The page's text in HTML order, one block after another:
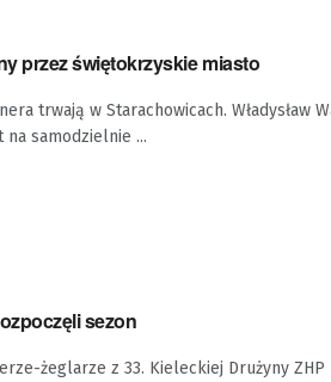
przez świętokrzyskie miasto
trwają w Starachowicach. Władysław
na samodzielnie ...
sezon
żeglarze z 33. Kieleckiej Drużyny ZHP